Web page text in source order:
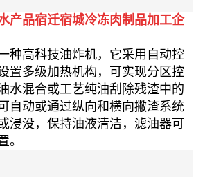
产品宿迁宿城冷冻肉制品加工企
高科技油炸机，它采用自动控
置多级加热机构，可实现分区控
水混合或工艺纯油刮除残渣中的
自动或通过纵向和横向撇渣系统
浸没，保持油液清洁，滤油器可
。